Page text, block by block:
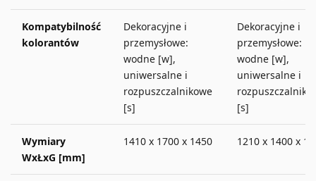
Kompatybilność
kolorantów
Dekoracyjne i
przemysłowe:
wodne [w],
uniwersalne i
rozpuszczalnikowe
[s]
Dekoracyjne i
przemysłowe:
wodne [w],
uniwersalne i
[s]
Wymiary
WxŁxG [mm]
1410 x 1700 x 1450 1210 x 1400 x